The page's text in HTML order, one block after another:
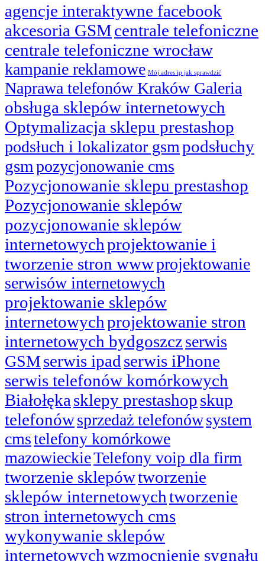
agencje interaktywne facebook
akcesoria GSMcentrale telefoniczne
centrale telefoniczne wrocław
kampanie reklamowe Mój adres ip jak sprawdzić
Naprawa telefonów Kraków Galeria
obsługa sklepów internetowych
Optymalizacja sklepu prestashop
podsłuch i lokalizator gsmpodsłuchy
gsmpozycjonowanie cms
Pozycjonowanie sklepu prestashop
Pozycjonowanie sklepów
pozycjonowanie sklepów
internetowychprojektowanie i
tworzenie stron wwwprojektowanie
serwisów internetowych
projektowanie sklepów
internetowychprojektowanie stron
internetowych bydgoszczserwis
GSMserwis ipad serwis iPhone
serwis telefonów komórkowych
Białołęka sklepy prestashopskup
telefonówsprzedaż telefonówsystem
cmstelefony komórkowe
mazowieckieTelefony voip dla firm
tworzenie sklepówtworzenie
sklepów internetowychtworzenie
stron internetowych cms
wykonywanie sklepów
internetowychwzmocnienie sygnału